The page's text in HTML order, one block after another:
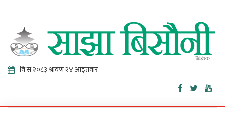
Sajha
Online News Portal